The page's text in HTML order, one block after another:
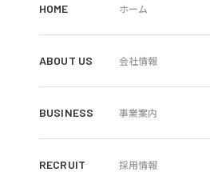
HOME ホーム
ABOUT US 会社情報
BUSINESS 事業案内
RECRUIT 採用情報